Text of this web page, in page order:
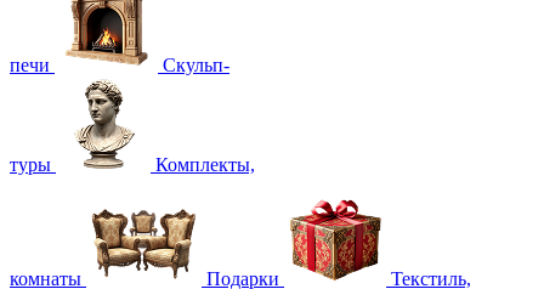
печи Скульп-
туры Комплекты,
комнаты Подарки Текстиль,